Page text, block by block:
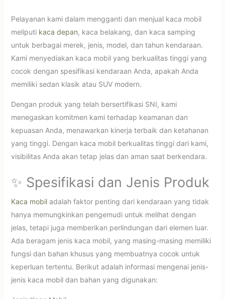
Pelayanan kami dalam mengganti dan menjual kaca mobil
meliputi kaca depan, kaca belakang, dan kaca samping
untuk berbagai merek, jenis, model, dan tahun kendaraan.
Kami menyediakan kaca mobil yang berkualitas tinggi yang
cocok dengan spesifikasi kendaraan Anda, apakah Anda
memiliki sedan klasik atau SUV modern.
Dengan produk yang telah bersertifikasi SNI, kami
menegaskan komitmen kami terhadap keamanan dan
kepuasan Anda, menawarkan kinerja terbaik dan ketahanan
yang tinggi. Dengan kaca mobil berkualitas tinggi dari kami,
visibilitas Anda akan tetap jelas dan aman saat berkendara.
✨ Spesifikasi dan Jenis Produk
Kaca mobiladalah faktor penting dari kendaraan yang tidak
hanya memungkinkan pengemudi untuk melihat dengan
jelas, tetapi juga memberikan perlindungan dari elemen luar.
Ada beragam jenis kaca mobil, yang masing-masing memiliki
fungsi dan bahan khusus yang membuatnya cocok untuk
keperluan tertentu. Berikut adalah informasi mengenai jenis-
jenis kaca mobil dan bahan yang digunakan: